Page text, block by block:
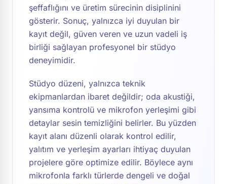
şeffaflığını ve üretim sürecinin disiplinini
gösterir. Sonuç, yalnızca iyi duyulan bir
kayıt değil, güven veren ve uzun vadeli iş
birliği sağlayan profesyonel bir stüdyo
deneyimidir.
Stüdyo düzeni, yalnızca teknik
ekipmanlardan ibaret değildir; oda akustiği,
yansıma kontrolü ve mikrofon yerleşimi gibi
detaylar sesin temizliğini belirler. Bu yüzden
kayıt alanı düzenli olarak kontrol edilir,
yalıtım ve yerleşim ayarları ihtiyaç duyulan
projelere göre optimize edilir. Böylece aynı
mikrofonla farklı türlerde dengeli ve doğal